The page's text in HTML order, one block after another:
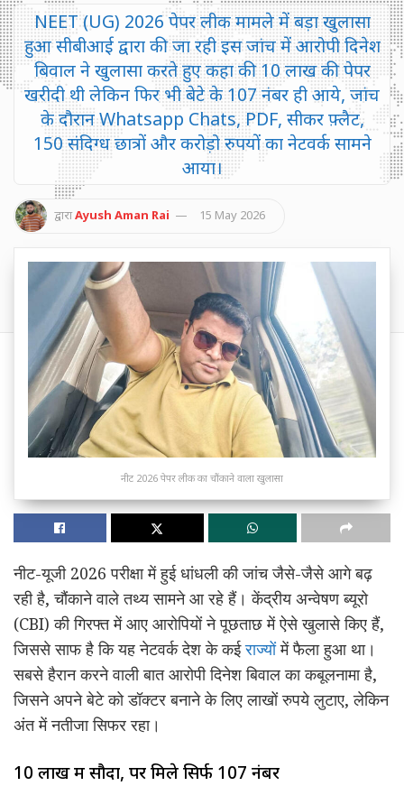
NEET (UG) 2026 पेपर लीक मामले में बड़ा खुलासा
हुआ सीबीआई द्वारा की जा रही इस जांच में आरोपी दिनेश
बिवाल ने खुलासा करते हुए कहा की 10 लाख की पेपर
खरीदी थी लेकिन फिर भी बेटे के 107 नंबर ही आये, जांच
के दौरान Whatsapp Chats, PDF, सीकर फ़्लैट,
150 संदिग्ध छात्रों और करोड़ो रुपयों का नेटवर्क सामने
आया।
द्वाराAyush Aman Rai 15 May 2026
नीट 2026 पेपर लीक का चौंकाने वाला खुलासा
नीट-यूजी 2026 परीक्षा में हुई धांधली की जांच जैसे-जैसे आगे बढ़
रही है, चौंकाने वाले तथ्य सामने आ रहे हैं। केंद्रीय अन्वेषण ब्यूरो
(CBI) की गिरफ्त में आए आरोपियों ने पूछताछ में ऐसे खुलासे किए हैं,
जिससे साफ है कि यह नेटवर्क देश के कईराज्योंमें फैला हुआ था।
सबसे हैरान करने वाली बात आरोपी दिनेश बिवाल का कबूलनामा है,
जिसने अपने बेटे को डॉक्टर बनाने के लिए लाखों रुपये लुटाए, लेकिन
अंत में नतीजा सिफर रहा।
10 लाख में सौदा, पर मिले सिर्फ 107 नंबर